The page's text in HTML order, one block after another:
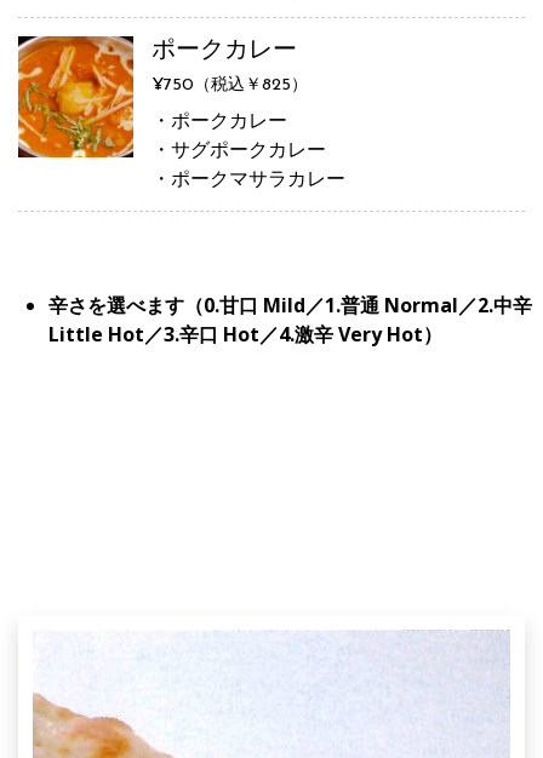
ポークカレー
¥750（税込￥825）
・ポークカレー
・サグポークカレー
・ポークマサラカレー
辛さを選べます（0.甘口 Mild／1.普通 Normal／2.中辛
Little Hot／3.辛口 Hot／4.激辛 Very Hot）